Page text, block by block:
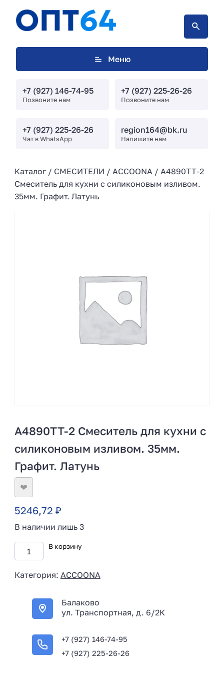
Меню
+7 (927) 146-74-95
Позвоните нам
+7 (927) 225-26-26
Позвоните нам
+7 (927) 225-26-26
Чат в WhatsApp
region164@bk.ru
Напишите нам
Каталог/ СМЕСИТЕЛИ / ACCOONA / A4890TT-2
Смеситель для кухни с силиконовым изливом.
35мм. Графит. Латунь
A4890TT-2 Смеситель для кухни с
силиконовым изливом. 35мм.
Графит. Латунь
❤
5246,72 ₽
В наличии лишь 3
В корзину
Категория: ACCOONA
Балаково
ул. Транспортная, д. 6/2К
+7 (927) 146-74-95
+7 (927) 225-26-26